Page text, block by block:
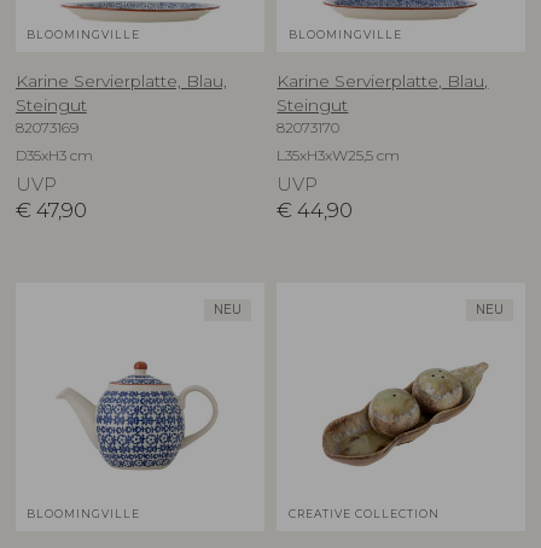
BLOOMINGVILLE
Karine Servierplatte, Blau,
Steingut
82073169
D35xH3 cm
UVP
€ 47,90
BLOOMINGVILLE
Karine Servierplatte, Blau,
Steingut
82073170
L35xH3xW25,5 cm
UVP
€ 44,90
NEU
BLOOMINGVILLE
NEU
CREATIVE COLLECTION